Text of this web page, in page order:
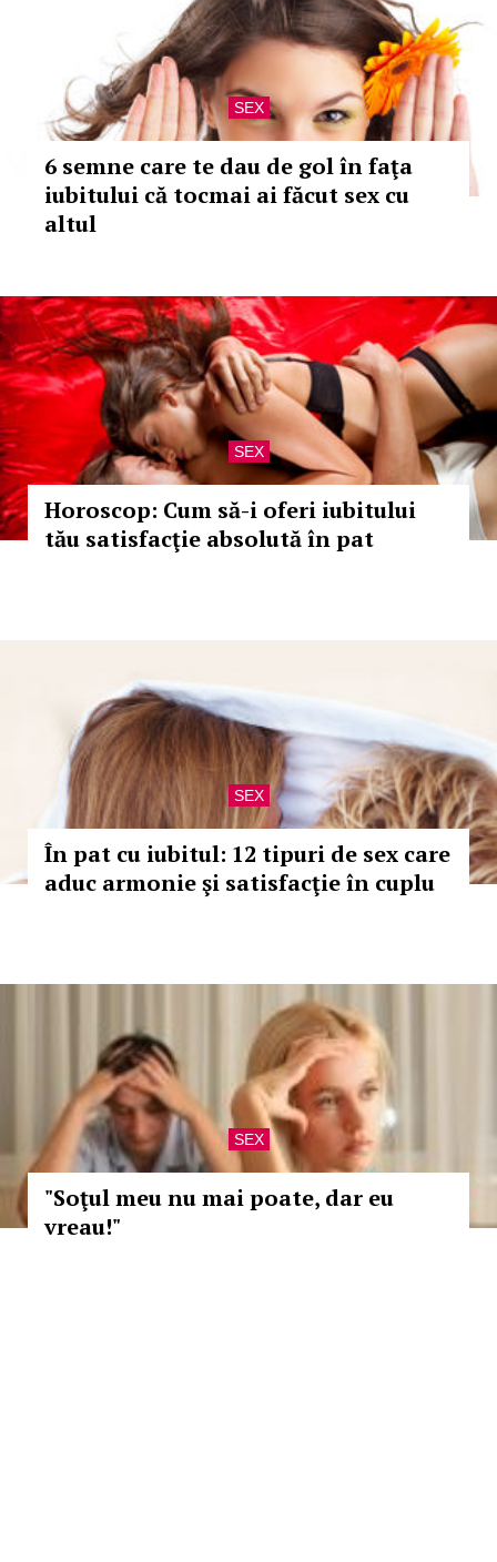
SEX
6 semne care te dau de gol în faţa
iubitului că tocmai ai făcut sex cu
altul
SEX
Horoscop: Cum să-i oferi iubitului
tău satisfacţie absolută în pat
SEX
În pat cu iubitul: 12 tipuri de sex care
aduc armonie şi satisfacţie în cuplu
SEX
"Soţul meu nu mai poate, dar eu
vreau!"